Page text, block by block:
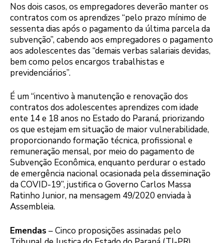
Nos dois casos, os empregadores deverão manter os
contratos com os aprendizes “pelo prazo mínimo de
sessenta dias após o pagamento da última parcela da
subvenção”, cabendo aos empregadores o pagamento
aos adolescentes das “demais verbas salariais devidas,
bem como pelos encargos trabalhistas e
previdenciários”.
É um “incentivo à manutenção e renovação dos
contratos dos adolescentes aprendizes com idade
ente 14 e 18 anos no Estado do Paraná, priorizando
os que estejam em situação de maior vulnerabilidade,
proporcionando formação técnica, profissional e
remuneração mensal, por meio do pagamento de
Subvenção Econômica, enquanto perdurar o estado
de emergência nacional ocasionada pela disseminação
da COVID-19”, justifica o Governo Carlos Massa
Ratinho Junior, na mensagem 49/2020 enviada à
Assembleia.
Emendas – Cinco proposições assinadas pelo